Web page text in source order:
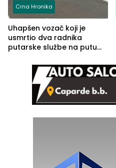
Crna Hronika
Uhapšen vozač koji je
usmrtio dva radnika
putarske službe na putu
(FOTO)